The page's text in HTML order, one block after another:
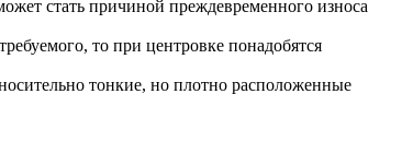
стать причиной преждевременного износа
то при центровке понадобятся
тонкие, но плотно расположенные